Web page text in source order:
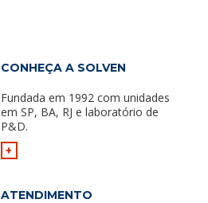
CONHEÇA A SOLVEN
Fundada em 1992 com unidades
em SP, BA, RJ e laboratório de
P&D.
+
ATENDIMENTO